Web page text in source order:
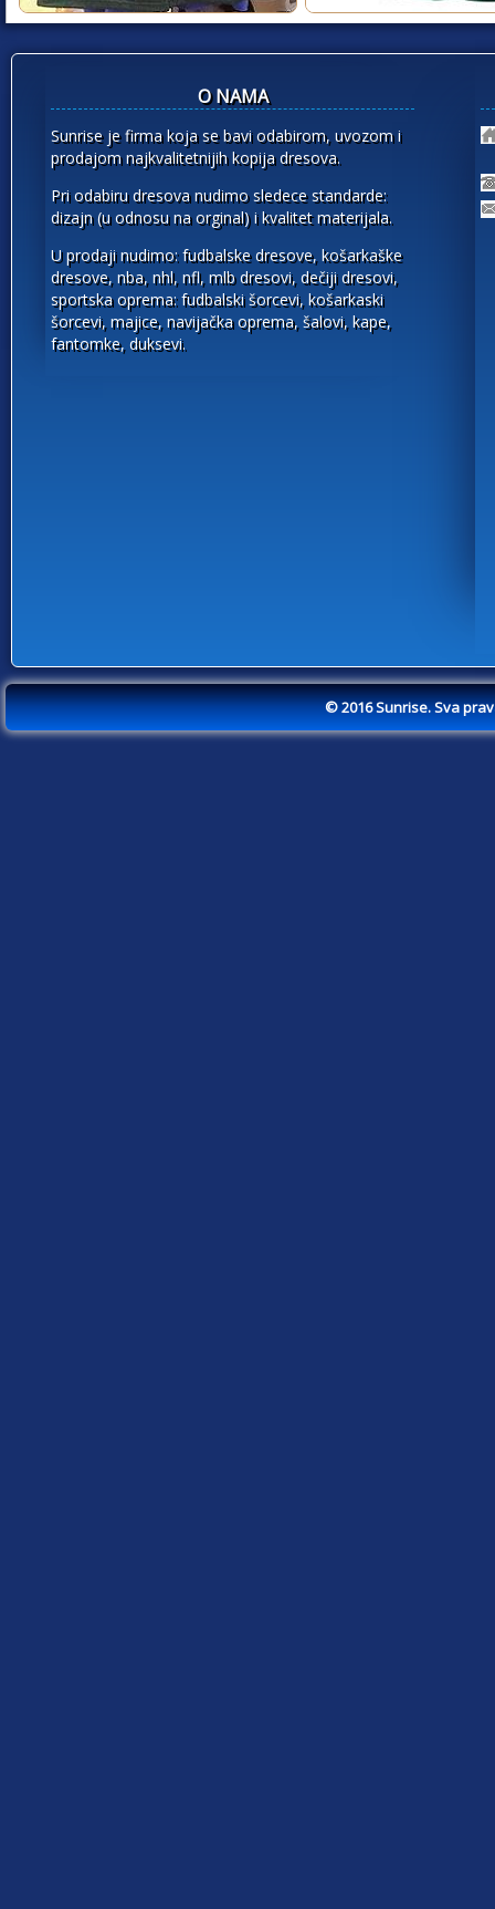
O NAMA
Sunrise je firma koja se bavi odabirom, uvozom i
prodajom najkvalitetnijih kopija dresova.
Pri odabiru dresova nudimo sledece standarde:
dizajn (u odnosu na orginal) i kvalitet materijala.
U prodaji nudimo: fudbalske dresove, košarkaške
dresove, nba, nhl, nfl, mlb dresovi, dečiji dresovi,
sportska oprema: fudbalski šorcevi, košarkaski
šorcevi, majice, navijačka oprema, šalovi, kape,
fantomke, duksevi.
© 2016 Sunrise. Sva